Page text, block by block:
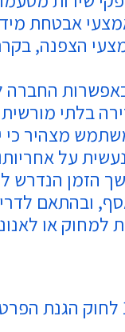
אבטחת
הצפנה,
החברה
בלתי
מצהיר כי
על
הזמן הנדרש
ובהתאם
או